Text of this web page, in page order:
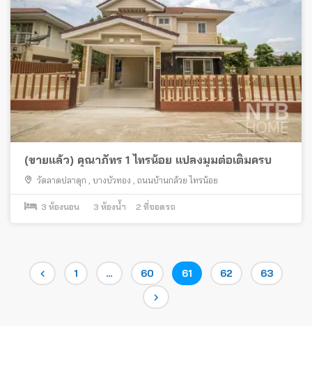
(ขายแล้ว) คุณาภัทร 1 ไทรน้อย แปลงมุมต่อเติมครบ
วัดลาดปลาดุก บางบัวทอง ถนนบ้านกล้วย ไทรน้อย
3 ห้องนอน 3 ห้องน้ำ 2 ที่จอดรถ
PostsPage
1 … Page
60 Page
61 Page
62 Page
63